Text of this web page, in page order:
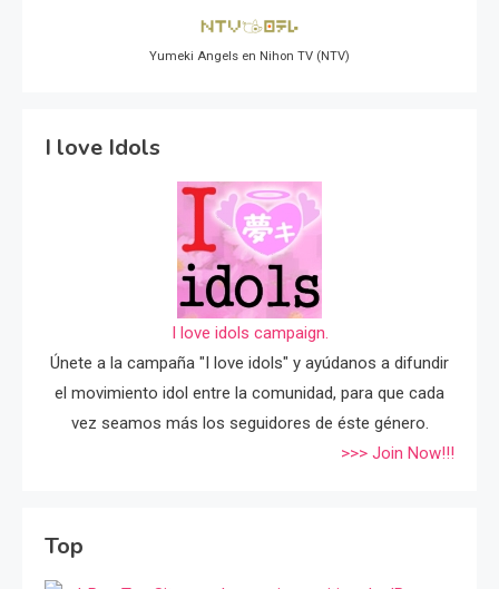
Yumeki Angels en Nihon TV (NTV)
I love Idols
I love idols campaign.
Únete a la campaña "I love idols" y ayúdanos a difundir
el movimiento idol entre la comunidad, para que cada
vez seamos más los seguidores de éste género.
>>> Join Now!!!
Top